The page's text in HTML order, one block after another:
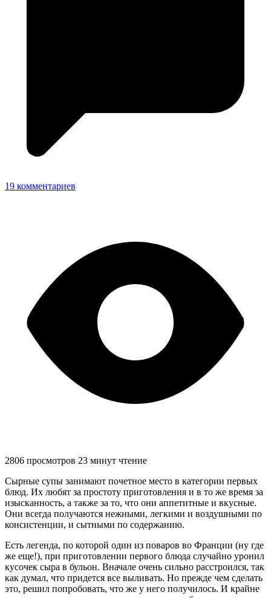
19 комментариев
2806 просмотров 23 минут чтение
Сырные супы занимают почетное место в категории первых
блюд. Их любят за простоту приготовления и в то же время за
изысканность, а также за то, что они аппетитные и вкусные.
Они всегда получаются нежными, легкими и воздушными по
консистенции, и сытными по содержанию.
Есть легенда, по которой один из поваров во Франции (ну где
же еще!), при приготовлении первого блюда случайно уронил
кусочек сыра в бульон. Вначале очень сильно расстроился, так
как думал, что придется все выливать. Но прежде чем сделать
это, решил попробовать, что же у него получилось. И крайне